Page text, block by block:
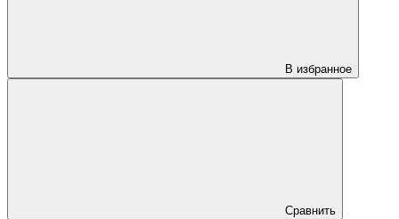
В избранное
Сравнить